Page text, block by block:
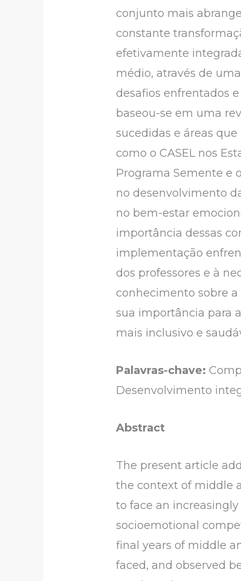
conjunto mais
constante
efetivamente
médio, através de
desafios enfrentados
baseou-se em uma
sucedidas e áreas
como o CASEL nos
Programa Semente e
no desenvolvimento
no bem-estar
importância dessas
implementação
dos professores e à
conhecimento sobre
sua importância para
mais inclusivo e
Palavras-chave:
Desenvolvimento
Abstract
The present article
the context of middle
to face an
socioemotional
final years of middle
faced, and observed